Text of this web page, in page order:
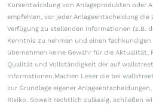
Kursentwicklung von Anlageprodukten oder
empfehlen, vor jeder Anlageentscheidung
Verfügung zu stellenden Informationen (z.B.
Kenntnis zu nehmen und einen
übernehmen keine Gewähr für die Aktualität,
Qualität und Vollständigkeit der auf
Informationen.Machen Leser die bei
zur Grundlage eigener
Risiko. Soweit rechtlich zulässig, schließen